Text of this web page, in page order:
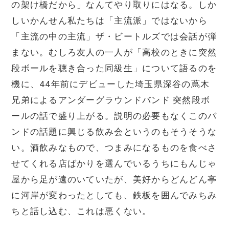
の架け橋だから」なんてやり取りにはなる。しか
しいかんせん私たちは「主流派」ではないから
「主流の中の主流」ザ・ビートルズでは会話が弾
まない。むしろ友人の一人が「高校のときに突然
段ボールを聴き合った同級生」について語るのを
機に、44年前にデビューした埼玉県深谷の蔦木
兄弟によるアンダーグラウンドバンド 突然段ボ
ールの話で盛り上がる。説明の必要もなくこのバ
ンドの話題に興じる飲み会というのもそうそうな
い。酒飲みなもので、つまみになるものを食べさ
せてくれる店ばかりを選んでいるうちにもんじゃ
屋から足が遠のいていたが、美好からどんどん亭
に河岸が変わったとしても、鉄板を囲んでみちみ
ちと話し込む、これは悪くない。